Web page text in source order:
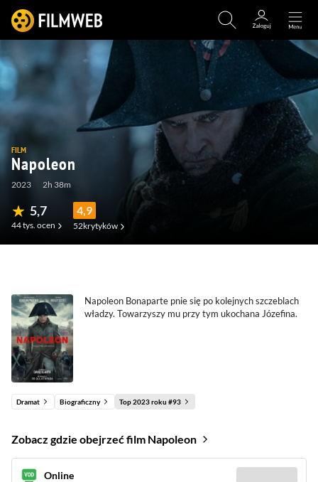
FILM
Napoleon
2023 2h 38m
5,7
44 tys. ocen
4,9
52krytyków
Napoleon Bonaparte pnie się po kolejnych szczeblach
władzy. Towarzyszy mu przy tym ukochana Józefina.
Dramat Biograficzny Top 2023 roku #93
Zobacz gdzie obejrzeć film Napoleon
Online